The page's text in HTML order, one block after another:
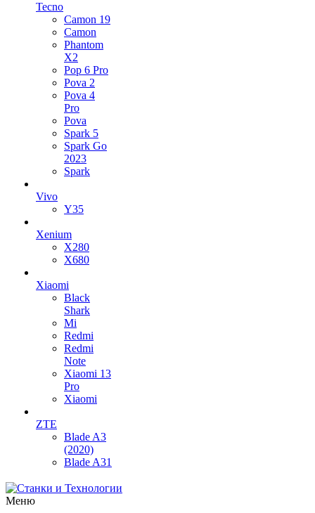
Tecno
Camon 19
Camon
Phantom
X2
Pop 6 Pro
Pova 2
Pova 4
Pro
Pova
Spark 5
Spark Go
2023
Spark
Vivo
Y35
Xenium
X280
X680
Xiaomi
Black
Shark
Mi
Redmi
Redmi
Note
Xiaomi 13
Pro
Xiaomi
ZTE
Blade A3
(2020)
Blade A31
Меню